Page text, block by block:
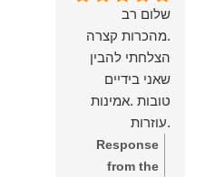
מקצועי, אמין
ומסור.
שלום רב
.מהכרות קצרה
הצלחתי להבין
שאני בידיים
טובות .אמינות
.עוזרות
.ומקשיבות .אין לי
מילים להודות
Response
from the